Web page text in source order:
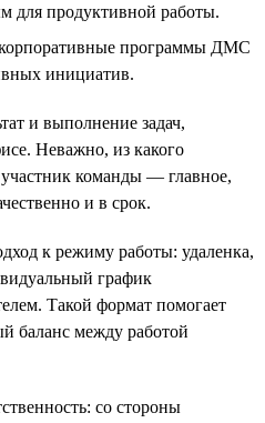
для продуктивной работы.
программы ДМС
инициатив.
и выполнение задач,
Неважно, из какого
участник команды — главное,
и в срок.
к режиму работы: удаленка,
график
Такой формат помогает
баланс между работой
со стороны